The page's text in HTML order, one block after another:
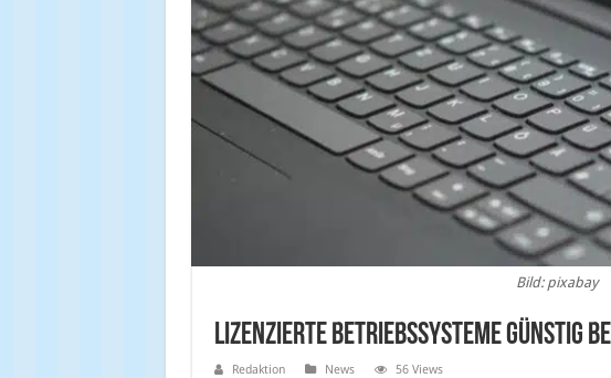
Bild: pixabay
Lizenzierte Betriebssysteme günstig
Redaktion News 56 Views